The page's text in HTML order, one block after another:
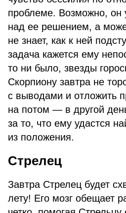
проблеме. Возможно, он
над ее решением, а
не знает, как к ней
задача кажется ему
то ни было, звезды
Скорпиону завтра не
с выводами и отложить
на потом — в другой
за то, что ему удастся
из положения.
Стрелец
Завтра Стрелец будет
лету! Его мозг обещает